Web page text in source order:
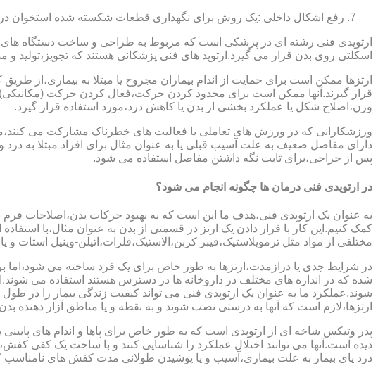
رفع اشکال داخلی :یک روش برای نگهداری قطعات شکسته شده استخوان در
ارتوپدی فنی رشته ای در پزشکی است که مربوط به طراحی و ساخت دستگاه های
اسکلتی روی بدن قرار می گیرد.ارتوپد های فنی پزشکانی هستند که تجویز،تولید و
ارتزها ممکن است برای حمایت از اندام بیماران مجروح یا مبتلا به بیماری،از
قرار گیرند.آنها ممکن است برای محدود کردن حرکت،فعال کردن حرکت
وزن،اصلاح شکل یا عملکرد بخشی از بدن یا کاهش درد،مورد استفاده قرار گیرد.
ورزشکارانی که در ورزش های تعاملی یا فعالیت های خطرناک مشارکت می
دارای مفاصل ضعیف به علت آسیب قبلی یا به عنوان مثال برای افراد مبتلا به
پس از جراحی،برای ثابت نگه داشتن مفاصل استفاده می شود.
در ارتوپدی فنی درمان ها چگونه انجام می شود؟
به عنوان یک ارتوپدی فنی،هدف ما این است که به بهبود حرکات بدن،اصلاحات فرم
کمک کنیم.این کار با قرار دادن یک ارتز در قسمتی از بدن به عنوان مثال،با
مختلفی از مواد مثل ترموپلاستیک،فیبر کربن،الاستیک،فلزات،اتیلن-وینیل استات و
در شرایط جدی یا درازمدت،ارتزها به طور خاص برای یک فرد ساخته می
شده که در اندازه های مختلف در داروخانه ها در دسترس هستند استفاده می
شوند.عملکرد ما به عنوان یک ارتوپدی فنی می تواند کیفیت زندگی بیمار را در طول
ارتزها،لازم است که آنها به درستی نصب شوند و به نقطه و یا مناطق آزار دهنده بدن
پدر وتیکس شاخه ای از ارتوپدی است که به طور خاص برای پاها و اندام های
دیده است.آنها می توانند اختلال عملکرد را شناسایی کنند و با ساخت یک کفی
درد پای بیمار به علت بیماری،آسیب و یا پوشیدن طولانی مدت کفش های نامناسب